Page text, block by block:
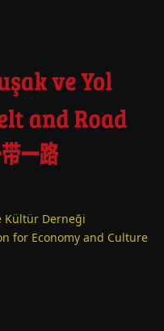
Kültür Derneği
for Economy and Culture